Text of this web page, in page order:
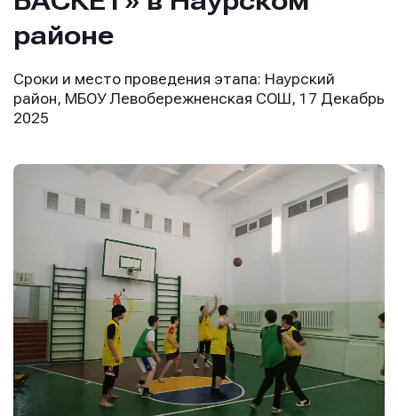
районе
Сроки и место проведения этапа: Наурский
район, МБОУ Левобережненская СОШ, 17 Декабрь
2025